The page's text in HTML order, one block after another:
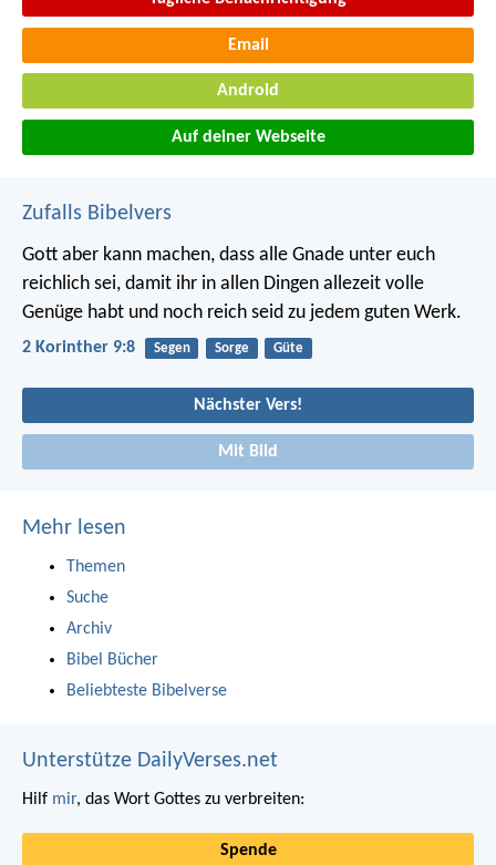
Email
Android
Auf deiner Webseite
Zufalls Bibelvers
Gott aber kann machen, dass alle Gnade unter euch
reichlich sei, damit ihr in allen Dingen allezeit volle
Genüge habt und noch reich seid zu jedem guten Werk.
2 Korinther 9:8 Segen Sorge Güte
Nächster Vers!
Mit Bild
Mehr lesen
Themen
Suche
Archiv
Bibel Bücher
Beliebteste Bibelverse
Unterstütze DailyVerses.net
Hilf mir, das Wort Gottes zu verbreiten:
Spende